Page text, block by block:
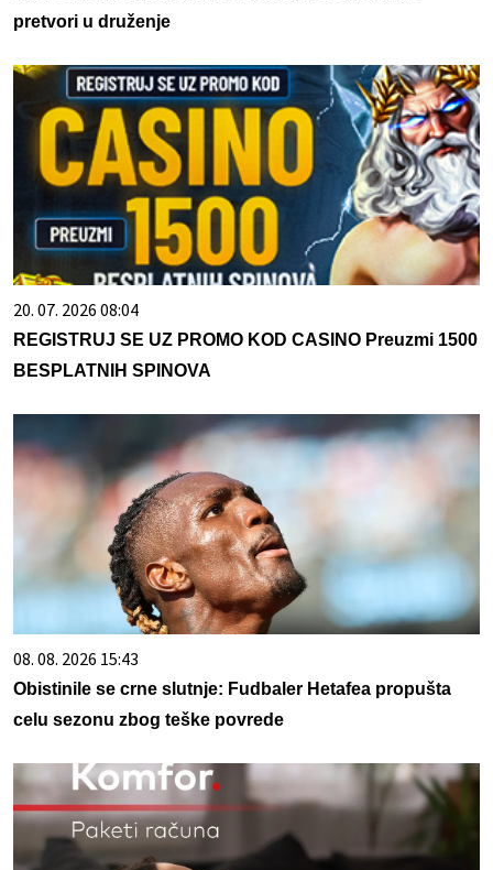
pretvori u druženje
20. 07. 2026 08:04
REGISTRUJ SE UZ PROMO KOD CASINO Preuzmi 1500
BESPLATNIH SPINOVA
08. 08. 2026 15:43
Obistinile se crne slutnje: Fudbaler Hetafea propušta
celu sezonu zbog teške povrede